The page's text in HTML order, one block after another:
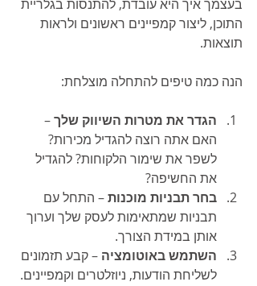
בעצמך איך היא עובדת, להתנסות בגלריית
התוכן, ליצור קמפיינים ראשונים ולראות
תוצאות.
הנה כמה טיפים להתחלה מוצלחת:
הגדר את מטרות השיווק שלך –
האם אתה רוצה להגדיל מכירות?
לשפר את שימור הלקוחות? להגדיל
את החשיפה?
בחר תבניות מוכנות – התחל עם
תבניות שמתאימות לעסק שלך וערוך
אותן במידת הצורך.
השתמש באוטומציה – קבע תזמונים
לשליחת הודעות, ניוזלטרים וקמפיינים.